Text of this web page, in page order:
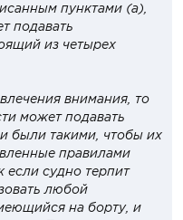
пунктами (a),
подавать
из четырех
внимания, то
может подавать
были такими, чтобы их
правилами
судно терпит
любой
на борту, и